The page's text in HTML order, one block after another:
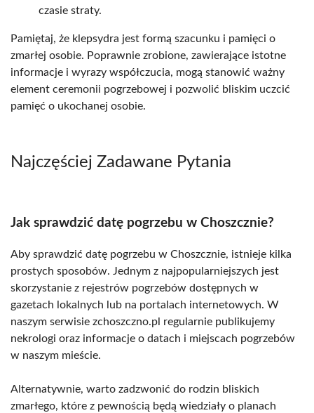
czasie straty.
Pamiętaj, że klepsydra jest formą szacunku i pamięci o
zmarłej osobie. Poprawnie zrobione, zawierające istotne
informacje i wyrazy współczucia, mogą stanowić ważny
element ceremonii pogrzebowej i pozwolić bliskim uczcić
pamięć o ukochanej osobie.
Najczęściej Zadawane Pytania
Jak sprawdzić datę pogrzebu w Choszcznie?
Aby sprawdzić datę pogrzebu w Choszcznie, istnieje kilka
prostych sposobów. Jednym z najpopularniejszych jest
skorzystanie z rejestrów pogrzebów dostępnych w
gazetach lokalnych lub na portalach internetowych. W
naszym serwisie zchoszczno.pl regularnie publikujemy
nekrologi oraz informacje o datach i miejscach pogrzebów
w naszym mieście.
Alternatywnie, warto zadzwonić do rodzin bliskich
zmarłego, które z pewnością będą wiedziały o planach